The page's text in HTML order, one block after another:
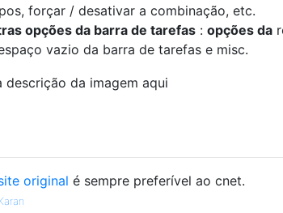
forçar / desativar a combinação, etc.
opções da barra de tarefas : opções da
vazio da barra de tarefas e misc.
original é sempre preferível ao cnet.